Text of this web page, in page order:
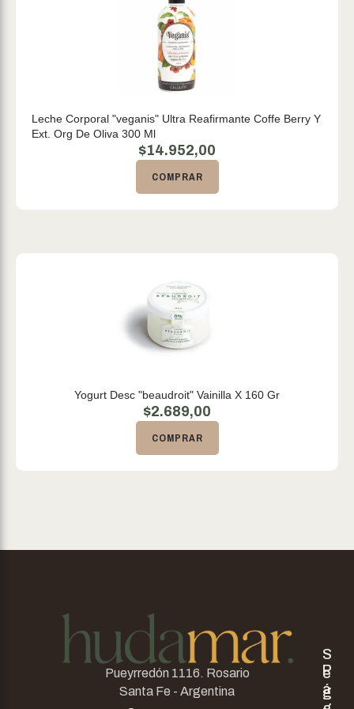
Leche Corporal "veganis" Ultra Reafirmante Coffe Berry Y
Ext. Org De Oliva 300 Ml
$14.952,00
COMPRAR
Yogurt Desc "beaudroit" Vainilla X 160 Gr
$2.689,00
COMPRAR
Pueyrredón 1116. Rosario
Santa Fe - Argentina
P
á
S
e
g